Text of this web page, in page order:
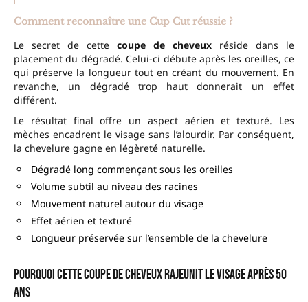
Comment reconnaître une Cup Cut réussie ?
Le secret de cette coupe de cheveux réside dans le
placement du dégradé. Celui-ci débute après les oreilles, ce
qui préserve la longueur tout en créant du mouvement. En
revanche, un dégradé trop haut donnerait un effet
différent.
Le résultat final offre un aspect aérien et texturé. Les
mèches encadrent le visage sans l’alourdir. Par conséquent,
la chevelure gagne en légèreté naturelle.
Dégradé long commençant sous les oreilles
Volume subtil au niveau des racines
Mouvement naturel autour du visage
Effet aérien et texturé
Longueur préservée sur l’ensemble de la chevelure
Pourquoi cette coupe de cheveux rajeunit le visage après 50
ans